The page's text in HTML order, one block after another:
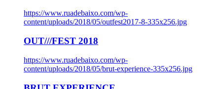
https://www.ruadebaixo.com/wp-
content/uploads/2018/05/outfest2017-8-335x256.jpg
OUT///FEST 2018
https://www.ruadebaixo.com/wp-
content/uploads/2018/05/brut-experience-335x256.jpg